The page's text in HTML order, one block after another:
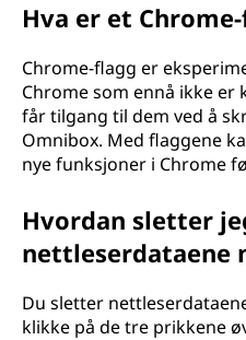
Hva er et
Chrome-flagg er
Chrome som ennå ikke er
får tilgang til dem ved å
Omnibox. Med flaggene
nye funksjoner i Chrome
Hvordan sletter
nettleserdataene
Du sletter
klikke på de tre prikkene